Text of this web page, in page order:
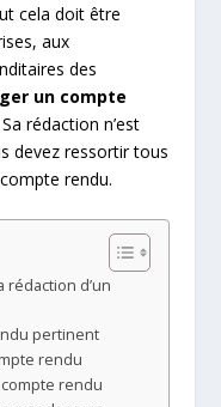
cela doit être
aux
des
un compte
rédaction n’est
devez ressortir tous
rendu.
d’un
pertinent
rendu
rendu